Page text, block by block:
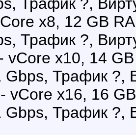
Трафик ?,
x8, 12 GB
Трафик ?,
vCore x10, 14
Gbps, Трафик ?,
- vCore x16, 16
Gbps, Трафик ?,